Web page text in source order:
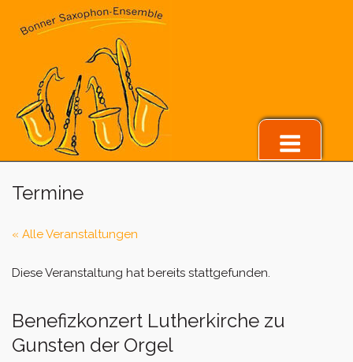
Menu
Termine
« Alle Veranstaltungen
Diese Veranstaltung hat bereits stattgefunden.
Benefizkonzert Lutherkirche zu
Gunsten der Orgel